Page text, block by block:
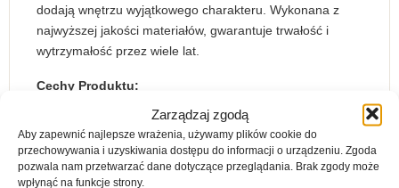
Zarządzaj zgodą
Aby zapewnić najlepsze wrażenia, używamy plików cookie do
przechowywania i uzyskiwania dostępu do informacji o urządzeniu. Zgoda
pozwala nam przetwarzać dane dotyczące przeglądania. Brak zgody może
wpłynąć na funkcje strony.
dodają wnętrzu wyjątkowego charakteru. Wykonana z
najwyższej jakości materiałów, gwarantuje trwałość i
wytrzymałość przez wiele lat.
Cechy Produktu:
Solidna Konstrukcja:Wykonana z wytrzymałych
materiałów, które zapewniają długowieczność.
Elegancki Design:Różnorodność wykończeń
pozwala dopasować meblościankę do każdego